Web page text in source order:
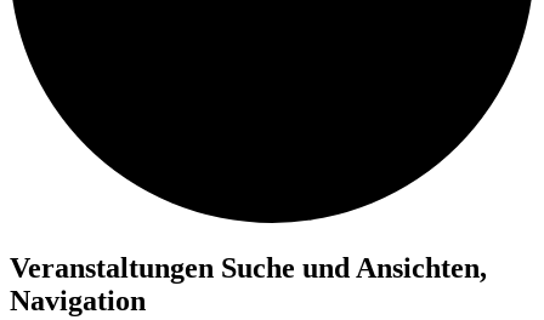
Veranstaltungen Suche und Ansichten,
Navigation